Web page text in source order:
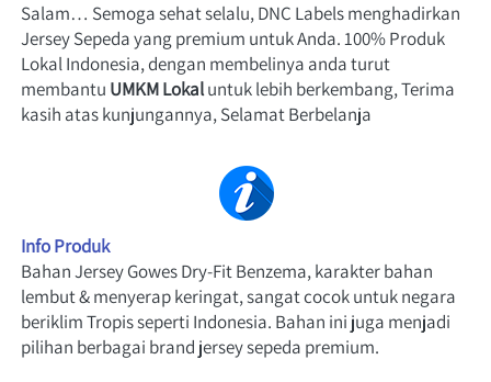
Salam… Semoga sehat selalu, DNC Labels menghadirkan
Jersey Sepeda yang premium untuk Anda. 100% Produk
Lokal Indonesia, dengan membelinya anda turut
membantu UMKM Lokal untuk lebih berkembang, Terima
kasih atas kunjungannya, Selamat Berbelanja
Info Produk
Bahan Jersey Gowes Dry-Fit Benzema, karakter bahan
lembut & menyerap keringat, sangat cocok untuk negara
beriklim Tropis seperti Indonesia. Bahan ini juga menjadi
pilihan berbagai brand jersey sepeda premium.